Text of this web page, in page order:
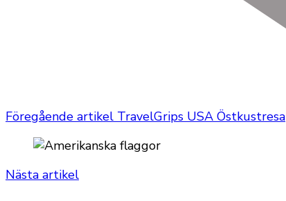
Föregående artikel TravelGrips USA Östkustresa
Nästa artikel